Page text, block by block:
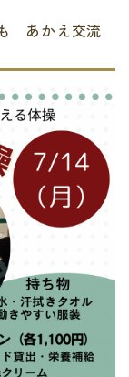
あかえ交流